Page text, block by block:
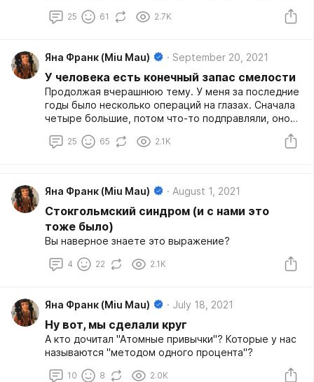
прочитаете, о чем я собралась написать. Потому
наверное оно уже всем оскомину набило. Но! Одно
дело об этом писать и читать "мотивирующие
цитаты", а другое дело - в очередной раз
убедиться на практике.
25 61 2.7K
Яна Франк (Miu Mau) September 20, 2021
У человека есть конечный запас смелости
Продолжая вчерашнюю тему. У меня за последние
годы было несколько операций на глазах. Сначала
четыре большие, потом что-то подправляли, оно
опять съезжало, опять подгоняли. В итоге всего их
было семь. И после последней некоторые вещи
с равновесием. Я обнаружила, что вообще больше
не могу стоять на одной ноге. Вотзаканчивается
любая тренировка - танцы, зумба, и там растяжка
10 минут, ис реди прочих все берутся за одну ногу
и тянут ее к спине. Это я могла. А после последней
ни на минуточку. Просто падаю сразу.
25 65 2.1K
Яна Франк (Miu Mau) August 1, 2021
Стокгольмский синдром (и с нами это
тоже было)
Вы наверное знаете это выражение?
4 22 2.1K
Яна Франк (Miu Mau) July 18, 2021
Ну вот, мы сделали круг
А кто дочитал "Атомные привычки"? Которые у нас
называются "методом одного процента"?
10 8 2.0K